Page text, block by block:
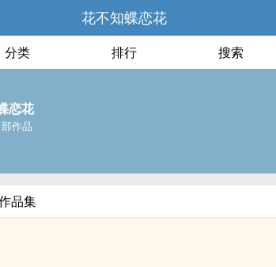
花不知蝶恋花
分类 排行 搜索
恋花
作品
品集